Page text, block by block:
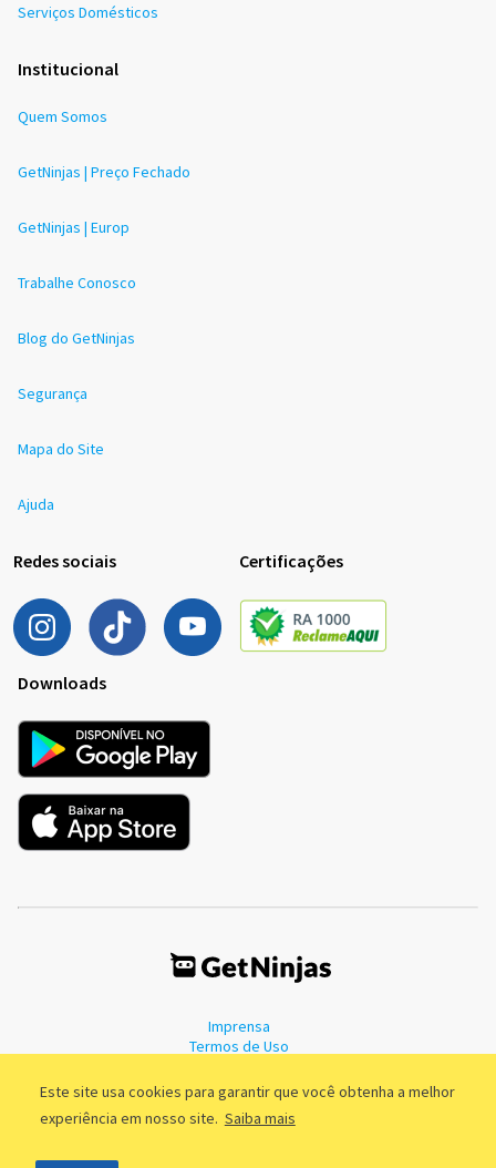
Este site usa cookies para garantir que você obtenha a melhor
experiência em nosso site. Saiba mais
Serviços Domésticos
Institucional
Quem Somos
GetNinjas | Preço Fechado
GetNinjas | Europ
Trabalhe Conosco
Blog do GetNinjas
Segurança
Mapa do Site
Ajuda
Redes sociais Certificações
Downloads
Imprensa
Termos de Uso
©2011 - 2026, GetNinjas LTDA. CNPJ 55.744.877/0001-89 - Rua Dr.